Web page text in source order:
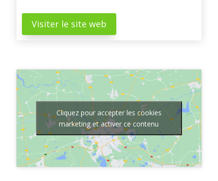
Visiter le site web
Cliquez pour accepter les cookies
marketing et activer ce contenu